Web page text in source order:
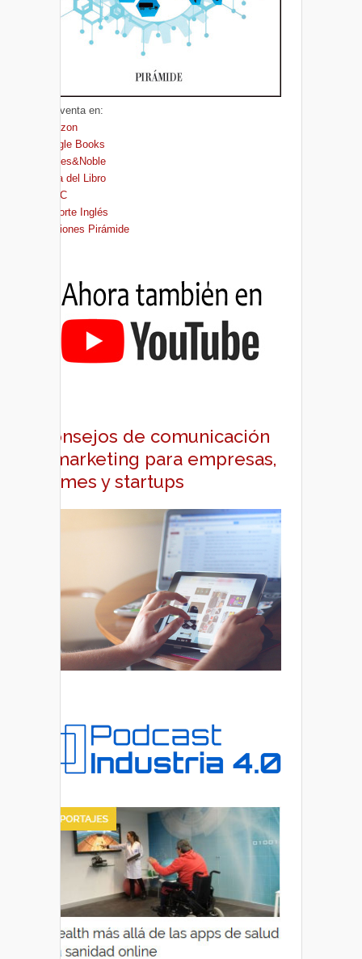
A la venta en:
Amazon
Google Books
Barnes&Noble
Casa del Libro
FNAC
El Corte Inglés
Ediciones Pirámide
Consejos de comunicación
y marketing para empresas,
pymes y startups